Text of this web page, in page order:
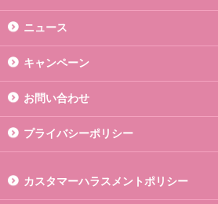
ニュース
キャンペーン
お問い合わせ
プライバシーポリシー
カスタマーハラスメントポリシー